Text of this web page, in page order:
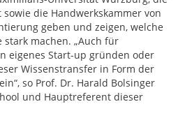
die Handwerkskammer von
geben und zeigen, welche
machen. „Auch für
eigenes Start-up gründen oder
Wissenstransfer in Form der
so Prof. Dr. Harald Bolsinger
und Hauptreferent dieser